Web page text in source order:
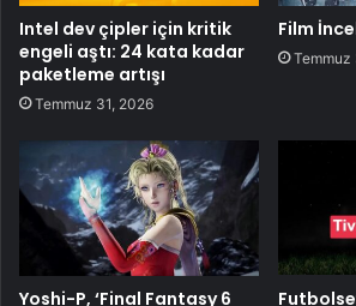
Intel dev çipler için kritik
engeli aştı: 24 kata kadar
paketleme artışı
Temmuz 31, 2026
Film
Yoshi-P, ‘Final Fantasy 6